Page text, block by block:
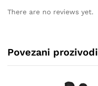
There are no reviews yet.
Povezani prozivodi